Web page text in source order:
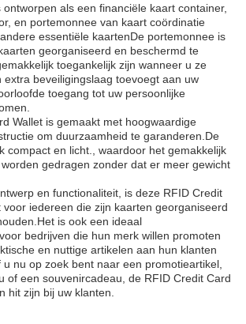
als een financiële kaart container,
en portemonnee van kaart coördinatie
essentiële kaartenDe portemonnee is
georganiseerd en beschermd te
toegankelijk zijn wanneer u ze
extra beveiligingslaag toevoegt aan uw
toegang tot uw persoonlijke
Wallet is gemaakt met hoogwaardige
om duurzaamheid te garanderen.De
compact en licht., waardoor het gemakkelijk
gedragen zonder dat er meer gewicht
en functionaliteit, is deze RFID Credit
voor iedereen die zijn kaarten georganiseerd
is ook een ideaal
bedrijven die hun merk willen promoten
en nuttige artikelen aan hun klanten
nu op zoek bent naar een promotieartikel,
of een souvenircadeau, de RFID Credit Card
hit zijn bij uw klanten.